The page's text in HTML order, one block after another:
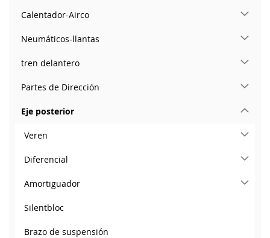
Calentador-Airco
Neumáticos-llantas
tren delantero
Partes de Dirección
Eje posterior
Veren
Diferencial
Amortiguador
Silentbloc
Brazo de suspensión